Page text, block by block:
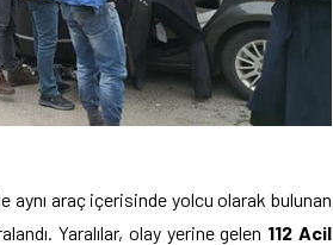
araç içerisinde yolcu olarak bulunan
Yaralılar, olay yerine gelen 112 Acil